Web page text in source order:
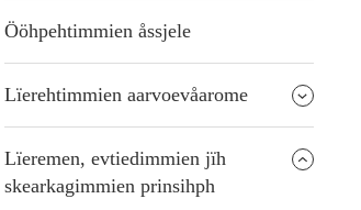
Ööhpehtimmien åssjele
Lïerehtimmien aarvoevåarome
Lïeremen, evtiedimmien jïh
skearkagimmien prinsihph